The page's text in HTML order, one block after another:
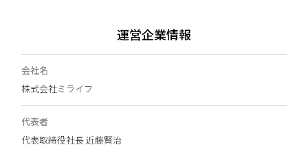
運営企業情報
会社名
株式会社ミライフ
代表者
代表取締役社長 近藤賢治